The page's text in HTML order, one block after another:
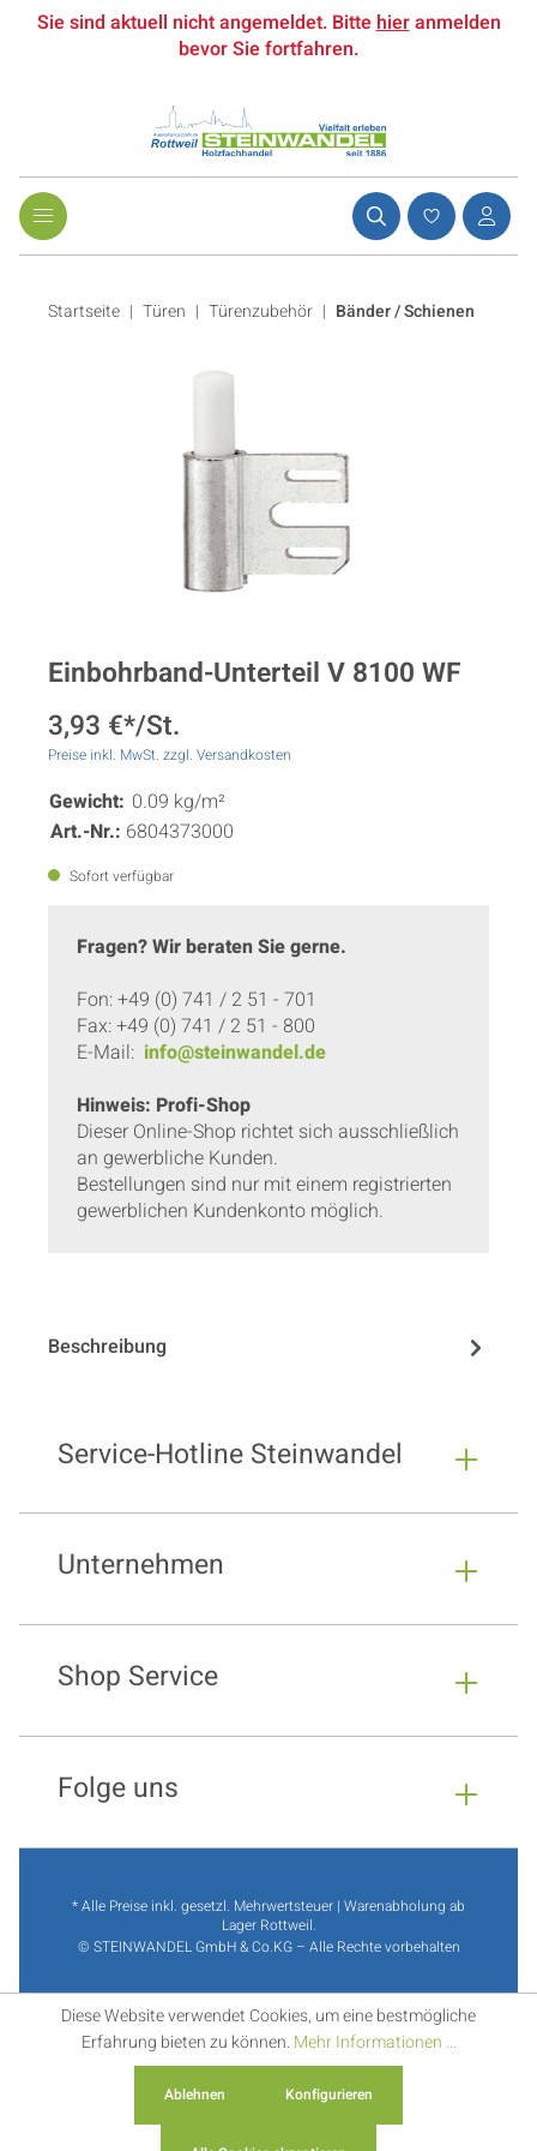
Sie sind aktuell nicht angemeldet. Bittehieranmelden
bevor Sie fortfahren.
Startseite Türen | Türenzubehör | Bänder / Schienen
Einbohrband-Unterteil V 8100 WF
3,93 €*/St.
Preise inkl. MwSt. zzgl. Versandkosten
Gewicht: 0.09 kg/m²
Art.-Nr.: 6804373000
Sofort verfügbar
Fragen? Wir beraten Sie gerne.
Fon: +49 (0) 741 / 2 51 - 701
Fax: +49 (0) 741 / 2 51 - 800
E-Mail: info@steinwandel.de
Hinweis: Profi-Shop
Dieser Online-Shop richtet sich ausschließlich
an gewerbliche Kunden.
Bestellungen sind nur mit einem registrierten
gewerblichen Kundenkonto möglich.
Beschreibung
Service-Hotline Steinwandel
Unternehmen
Shop Service
Folge uns
* Alle Preise inkl. gesetzl. Mehrwertsteuer | Warenabholung ab
Lager Rottweil.
© STEINWANDEL GmbH & Co.KG – Alle Rechte vorbehalten
Diese Website verwendet Cookies, um eine bestmögliche
Erfahrung bieten zu können. Mehr Informationen ...
Ablehnen Konfigurieren